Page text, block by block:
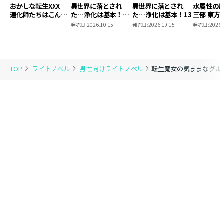
TOP ライトノベル 男性向けライトノベル 転生魔女の気ままなグ
おかしな転生XXX
道化師たちはこんが
異世界に落とされ
た…浄化は基本！
13【ピッコマ限定
発売日:2026.10.15
異世界に落とされ
た…浄化は基本！13
発売日:2026.10.15
水属性
三部 東
発売日: